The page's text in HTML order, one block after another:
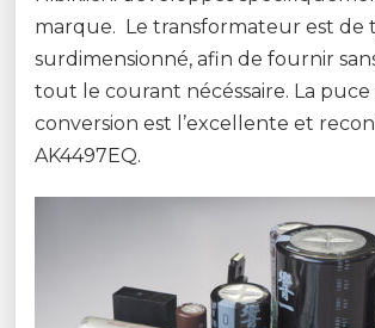
marque. Le transformateur est de
surdimensionné, afin de fournir
tout le courant nécéssaire. La puce
conversion est l’excellente et
AK4497EQ.